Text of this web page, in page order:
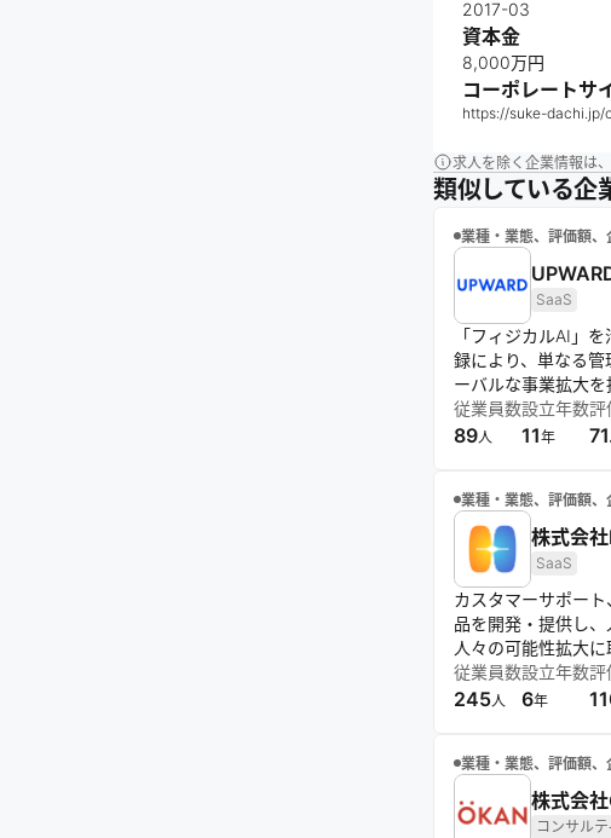
2017-03
資本金
8,000万円
コーポレートサ
https://suke-dachi.jp/
求人を除く企業情報は
類似している企
業種・業態、評価額
SaaS
「フィジカルAI」
録により、単なる
ーバルな事業拡大を
従業員数
89人
設立年数
11年
評
業種・業態、評価額
株式会
SaaS
カスタマーサポー
品を開発・提供し
人々の可能性拡大に
従業員数
245人
設立年数
6年
評
業種・業態、評価額
株式会
コンサル